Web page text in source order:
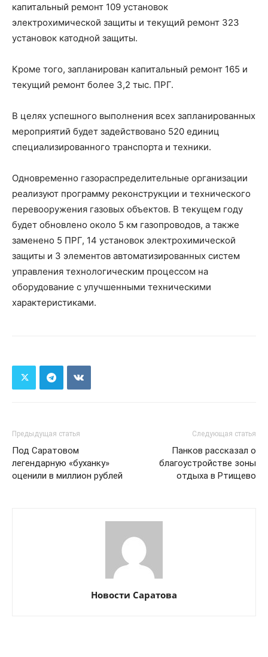
капитальный ремонт 109 установок
электрохимической защиты и текущий ремонт 323
установок катодной защиты.
Кроме того, запланирован капитальный ремонт 165 и
текущий ремонт более 3,2 тыс. ПРГ.
В целях успешного выполнения всех запланированных
мероприятий будет задействовано 520 единиц
специализированного транспорта и техники.
Одновременно газораспределительные организации
реализуют программу реконструкции и технического
перевооружения газовых объектов. В текущем году
будет обновлено около 5 км газопроводов, а также
заменено 5 ПРГ, 14 установок электрохимической
защиты и 3 элементов автоматизированных систем
управления технологическим процессом на
оборудование с улучшенными техническими
характеристиками.
Предыдущая статья
Под Саратовом
легендарную «буханку»
оценили в миллион рублей
Следующая статья
Панков рассказал о
благоустройстве зоны
отдыха в Ртищево
Новости Саратова